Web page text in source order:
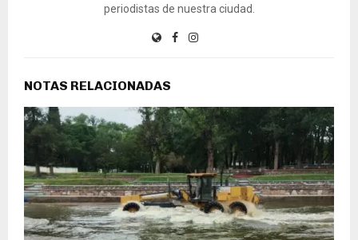
periodistas de nuestra ciudad.
NOTAS RELACIONADAS